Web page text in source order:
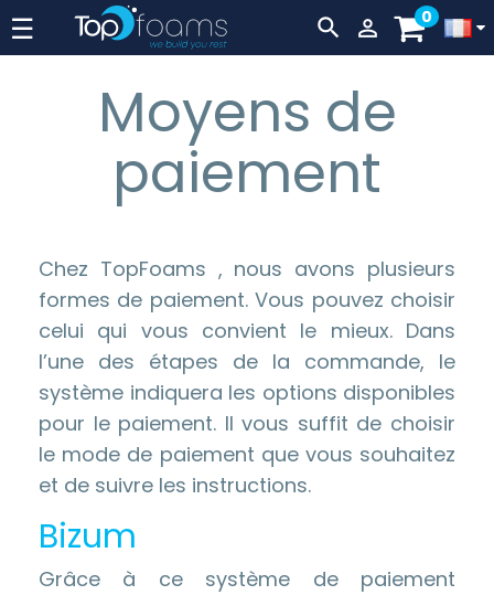
Navigation
par
☰   0
Moyens de
paiement
Chez TopFoams , nous avons plusieurs
formes de paiement. Vous pouvez choisir
celui qui vous convient le mieux. Dans
l’une des étapes de la commande, le
système indiquera les options disponibles
pour le paiement. Il vous suffit de choisir
le mode de paiement que vous souhaitez
et de suivre les instructions.
Bizum
Grâce à ce système de paiement